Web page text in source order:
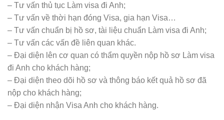
– Tư vấn thủ tục Làm visa đi Anh;
– Tư vấn về thời hạn đóng Visa, gia hạn Visa…
– Tư vấn chuẩn bị hồ sơ, tài liệu chuẩn Làm visa đi Anh;
– Tư vấn các vấn đề liên quan khác.
– Đại diện lên cơ quan có thẩm quyền nộp hồ sơ Làm visa
đi Anh cho khách hàng;
– Đại diện theo dõi hồ sơ và thông báo kết quả hồ sơ đã
nộp cho khách hàng;
– Đại diện nhận Visa Anh cho khách hàng.